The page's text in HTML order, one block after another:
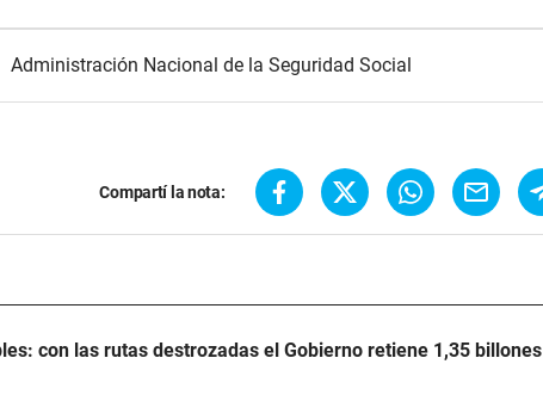
Administración Nacional de la Seguridad Social
Compartí la nota:
con las rutas destrozadas el Gobierno retiene 1,35 billones